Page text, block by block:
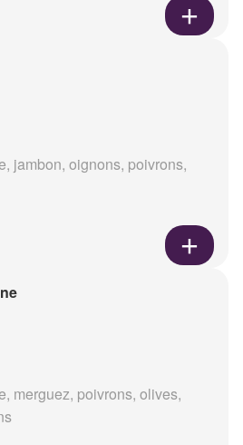
jambon, oignons, poivrons,
merguez, poivrons, olives,